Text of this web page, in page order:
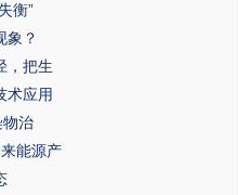
衡”
象？
，把生
术应用
物治
能源产